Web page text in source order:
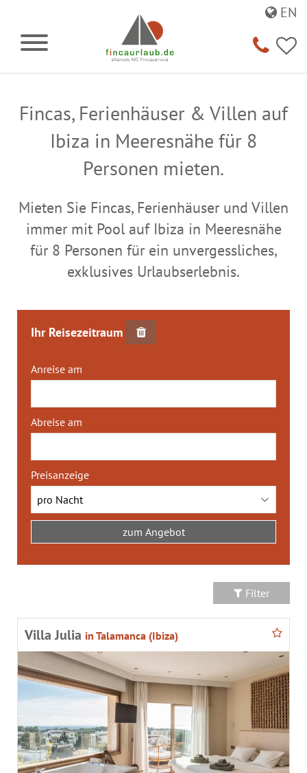
EN
Fincas, Ferienhäuser & Villen auf
Ibiza in Meeresnähe für 8
Personen mieten.
Mieten Sie Fincas, Ferienhäuser und Villen
immer mit Pool auf Ibiza in Meeresnähe
für 8 Personen für ein unvergessliches,
exklusives Urlaubserlebnis.
Ihr Reisezeitraum
Anreise am
Abreise am
Preisanzeige
Filter
Villa Julia in Talamanca (Ibiza)